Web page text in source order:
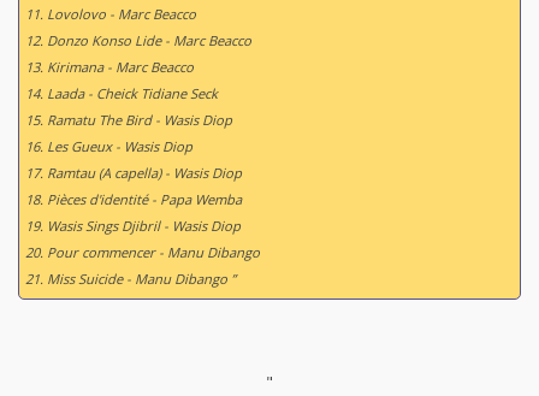
11. Lovolovo - Marc Beacco
12. Donzo Konso Lide - Marc Beacco
13. Kirimana - Marc Beacco
14. Laada - Cheick Tidiane Seck
15. Ramatu The Bird - Wasis Diop
16. Les Gueux - Wasis Diop
17. Ramtau (A capella) - Wasis Diop
18. Pièces d'identité - Papa Wemba
19. Wasis Sings Djibril - Wasis Diop
20. Pour commencer - Manu Dibango
21. Miss Suicide - Manu Dibango ”
"